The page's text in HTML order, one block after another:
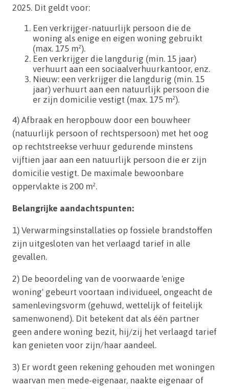
2025. Dit geldt voor:
Een verkrijger-natuurlijk persoon die de
woning als enige en eigen woning gebruikt
(max. 175 m²).
Een verkrijger die langdurig (min. 15 jaar)
verhuurt aan een sociaalverhuurkantoor, enz.
Nieuw: een verkrijger die langdurig (min. 15
jaar) verhuurt aan een natuurlijk persoon die
er zijn domicilie vestigt (max. 175 m²).
4) Afbraak en heropbouw door een bouwheer
(natuurlijk persoon of rechtspersoon) met het oog
op rechtstreekse verhuur gedurende minstens
vijftien jaar aan een natuurlijk persoon die er zijn
domicilie vestigt. De maximale bewoonbare
oppervlakte is 200 m².
Belangrijke aandachtspunten:
1) Verwarmingsinstallaties op fossiele brandstoffen
zijn uitgesloten van het verlaagd tarief in alle
gevallen.
2) De beoordeling van de voorwaarde 'enige
woning' gebeurt voortaan individueel, ongeacht de
samenlevingsvorm (gehuwd, wettelijk of feitelijk
samenwonend). Dit betekent dat als één partner
geen andere woning bezit, hij/zij het verlaagd tarief
kan genieten voor zijn/haar aandeel.
3) Er wordt geen rekening gehouden met woningen
waarvan men mede-eigenaar, naakte eigenaar of